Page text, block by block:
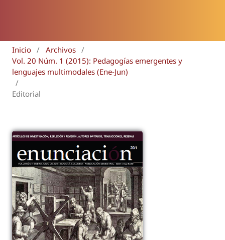
Inicio / Archivos /
Vol. 20 Núm. 1 (2015): Pedagogías emergentes y
lenguajes multimodales (Ene-Jun)
/
Editorial